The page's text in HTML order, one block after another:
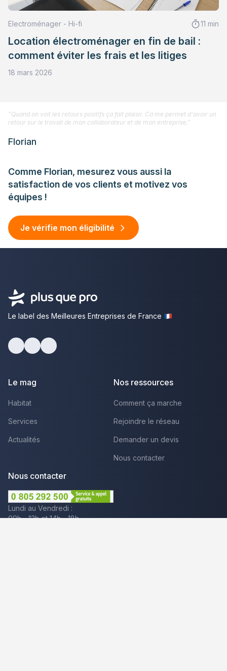
Electroménager - Hi-fi 11 min
Location électroménager en fin de bail :
comment éviter les frais et les litiges
18 mars 2026
Comme Florian, mesurez vous aussi la
satisfaction de vos clients et motivez vos
équipes !
Je vérifie mon éligibilité
"Quand on voit les retours positifs ça fait plaisir. Ca me permet d'avoir un
retour sur le travail de mon collaborateur et de mon entreprise."
Florian
Le label des Meilleures Entreprises de France
Le mag
Habitat
Services
Actualités
Nos ressources
Comment ça marche
Rejoindre le réseau
Demander un devis
Nous contacter
Nous contacter
Lundi au Vendredi :
09h - 12h et 14h - 18h